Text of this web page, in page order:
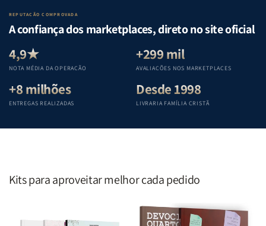
Lar
|
Equipe
Teológica
Penkal
|
Equipe
Penkal
|
Equipe
Teológica
Penkal
Equipe
REPUTAÇÃO COMPROVADA
A confiança dos marketplaces, direto no site oficial
4,9★
NOTA MÉDIA DA OPERAÇÃO
+299 mil
AVALIAÇÕES NOS MARKETPLACES
+8 milhões
ENTREGAS REALIZADAS
Desde 1998
LIVRARIA FAMÍLIA CRISTÃ
Kits para aproveitar melhor cada pedido